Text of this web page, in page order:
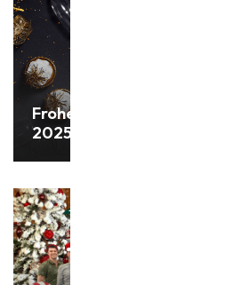
Frohes Neues Jahr
2025!